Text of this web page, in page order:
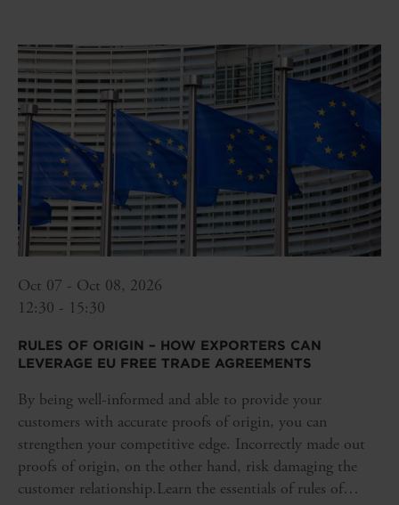
Oct 07 - Oct 08, 2026
12:30 - 15:30
RULES OF ORIGIN – HOW EXPORTERS CAN
LEVERAGE EU FREE TRADE AGREEMENTS
By being well-informed and able to provide your
customers with accurate proofs of origin, you can
strengthen your competitive edge. Incorrectly made out
proofs of origin, on the other hand, risk damaging the
customer relationship.Learn the essentials of rules of